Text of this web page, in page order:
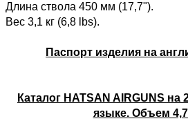
Длина ствола 450 мм (17,7").
Вес 3,1 кг (6,8 lbs).
Паспорт изделия на
Каталог HATSAN AIRGUNS на
языке. Объем